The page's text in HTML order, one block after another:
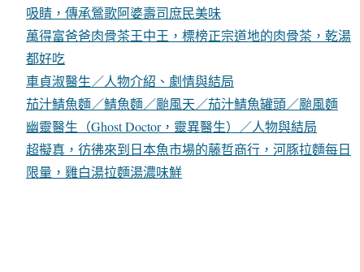
吸睛，傳承鶯歌阿婆壽司庶民美味
萬得富爸爸肉骨茶王中王，標榜正宗道地的肉骨茶，乾湯
都好吃
車貞淑醫生／人物介紹、劇情與結局
茄汁鯖魚麵／鯖魚麵／颱風天／茄汁鯖魚罐頭／颱風麵
幽靈醫生（Ghost Doctor，靈異醫生）／人物與結局
超擬真，彷彿來到日本魚市場的藤哲商行，河豚拉麵每日
限量，雞白湯拉麵湯濃味鮮